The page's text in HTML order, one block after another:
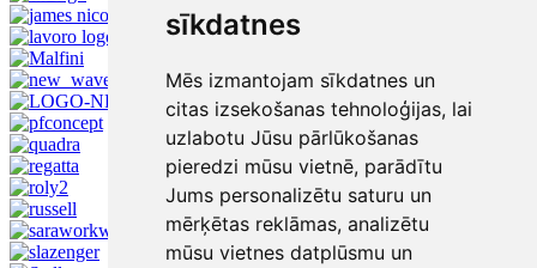
sīkdatnes
Mēs izmantojam sīkdatnes un
citas izsekošanas tehnoloģijas, lai
uzlabotu Jūsu pārlūkošanas
pieredzi mūsu vietnē, parādītu
Jums personalizētu saturu un
mērķētas reklāmas, analizētu
mūsu vietnes datplūsmu un